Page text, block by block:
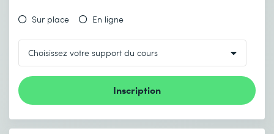
Sur place En ligne
Inscription